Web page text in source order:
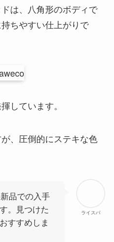
は、八角形のボディで
ちやすい仕上がりで
しています。
、圧倒的にステキな色
ライスパ
品での入手
。見つけた
すすめしま